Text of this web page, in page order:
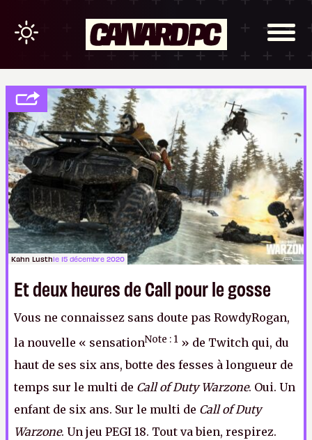
Kahn Lusthle 15 décembre 2020
Et deux heures de Call pour le gosse
Vous ne connaissez sans doute pas RowdyRogan,
la nouvelle « sensationNote : 1 » de Twitch qui, du
haut de ses six ans, botte des fesses à longueur de
temps sur le multi de Call of Duty Warzone. Oui. Un
enfant de six ans. Sur le multi de Call of Duty
Warzone. Un jeu PEGI 18. Tout va bien, respirez.